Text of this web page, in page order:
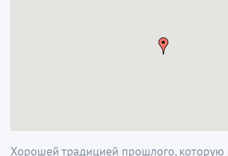
Хорошей традицией прошлого,